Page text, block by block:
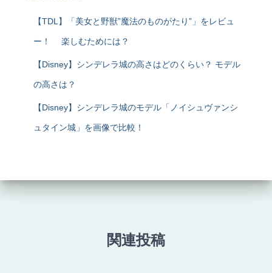
【TDL】「美女と野獣”魔法のものがたり”」をレビュ
ー！ 楽しむためには？
【Disney】シンデレラ城の高さはどのくらい？ モデル
の高さは？
【Disney】シンデレラ城のモデル「ノイシュヴァンシ
ュタイン城」を画像で比較！
関連投稿